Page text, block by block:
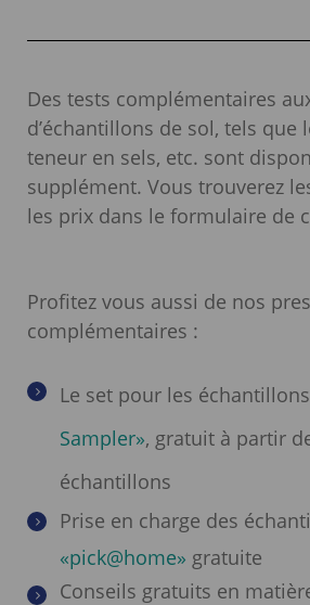
Des tests complémentaires
d’échantillons de sol, tels que
teneur en sels, etc. sont
supplément. Vous trouverez
les prix dans le formulaire de
Profitez vous aussi de nos
complémentaires :
Le set pour les
Sampler», gratuit à partir
échantillons
Prise en charge des
«pick@home» gratuite
Conseils gratuits en